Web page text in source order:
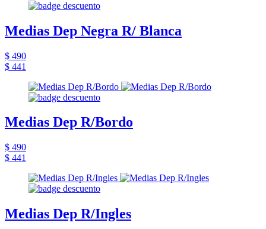
Medias Dep Negra R/ Blanca
$ 490
$ 441
Medias Dep R/Bordo
$ 490
$ 441
Medias Dep R/Ingles